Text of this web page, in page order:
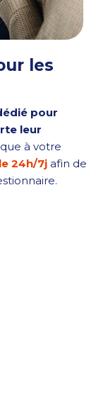
les
pour
leur
à votre
24h/7j afin de